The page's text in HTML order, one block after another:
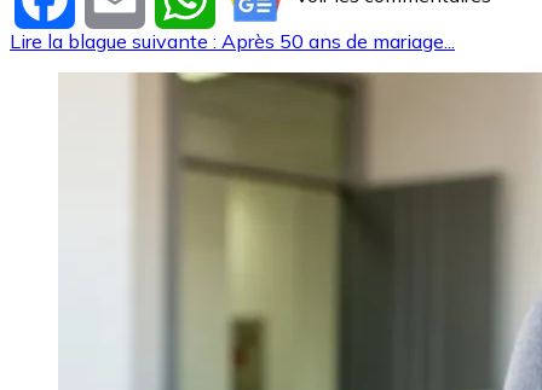
Lire la blague suivante : Après 50 ans de mariage...